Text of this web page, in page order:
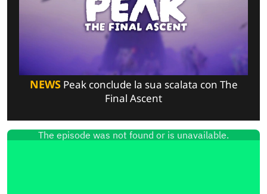
NEWSPeak conclude la sua scalata con The
Final Ascent